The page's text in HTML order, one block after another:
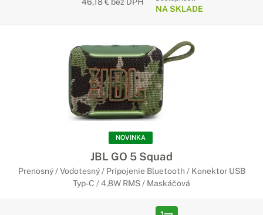
NA SKLADE
NOVINKA
JBL GO 5 Squad
Prenosný / Vodotesný / Pripojenie Bluetooth / Konektor USB
Typ-C / 4,8W RMS / Maskáčová